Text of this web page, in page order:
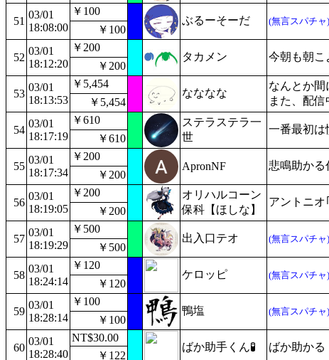
51
03/01
18:08:00
￥100
ぶるーそーだ (無言スパチャ)
￥100
52
03/01
18:12:20
￥200
タカメン 今朝も朝
￥200
53
03/01
18:13:53
￥5,454
なななな
なんとか間
また、配
￥5,454
54
03/01
18:17:19
￥610
ステラステラ一
世
一番最初は
￥610
55
03/01
18:17:34
￥200
ApronNF
悲鳴助かる
￥200
56
03/01
18:19:05
￥200
オリハルコーン
保科【ほしな】
アントニオ
￥200
57
03/01
18:19:29
￥500
出入口テオ (無言スパチャ)
￥500
58
03/01
18:24:14
￥120
ケロッピ (無言スパチャ)
￥120
59
03/01
18:28:14
￥100
鴨塩 (無言スパチャ)
￥100
60
03/01
18:28:40
NT$30.00
ばか助手くん🧪 ばか助かる
￥122